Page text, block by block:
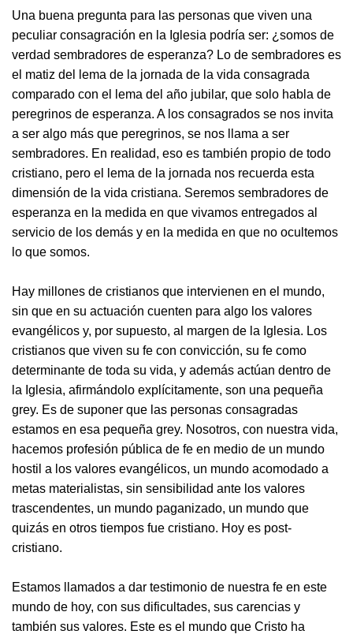
Una buena pregunta para las personas que viven una
peculiar consagración en la Iglesia podría ser: ¿somos de
verdad sembradores de esperanza? Lo de sembradores es
el matiz del lema de la jornada de la vida consagrada
comparado con el lema del año jubilar, que solo habla de
peregrinos de esperanza. A los consagrados se nos invita
a ser algo más que peregrinos, se nos llama a ser
sembradores. En realidad, eso es también propio de todo
cristiano, pero el lema de la jornada nos recuerda esta
dimensión de la vida cristiana. Seremos sembradores de
esperanza en la medida en que vivamos entregados al
servicio de los demás y en la medida en que no ocultemos
lo que somos.
Hay millones de cristianos que intervienen en el mundo,
sin que en su actuación cuenten para algo los valores
evangélicos y, por supuesto, al margen de la Iglesia. Los
cristianos que viven su fe con convicción, su fe como
determinante de toda su vida, y además actúan dentro de
la Iglesia, afirmándolo explícitamente, son una pequeña
grey. Es de suponer que las personas consagradas
estamos en esa pequeña grey. Nosotros, con nuestra vida,
hacemos profesión pública de fe en medio de un mundo
hostil a los valores evangélicos, un mundo acomodado a
metas materialistas, sin sensibilidad ante los valores
trascendentes, un mundo paganizado, un mundo que
quizás en otros tiempos fue cristiano. Hoy es post-
cristiano.
Estamos llamados a dar testimonio de nuestra fe en este
mundo de hoy, con sus dificultades, sus carencias y
también sus valores. Este es el mundo que Cristo ha